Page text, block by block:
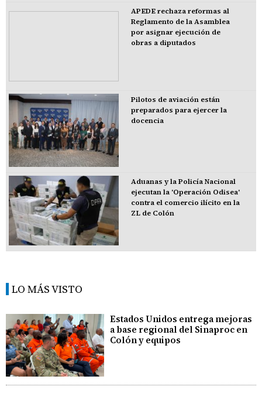
APEDE rechaza reformas al
Reglamento de la Asamblea
por asignar ejecución de
obras a diputados
Pilotos de aviación están
preparados para ejercer la
docencia
Aduanas y la Policía Nacional
ejecutan la 'Operación Odisea'
contra el comercio ilícito en la
ZL de Colón
LO MÁS VISTO
Estados Unidos entrega mejoras
a base regional del Sinaproc en
Colón y equipos